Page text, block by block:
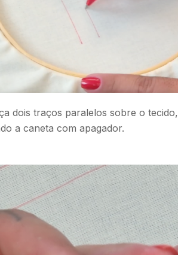
dois traços paralelos sobre o tecido,
a caneta com apagador.